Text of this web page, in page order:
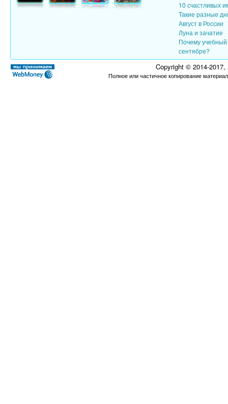
10 счастливых
Такие разные
Август в России
Луна и зачатие
Почему учебный
сентябре?
Copyright © 2014-
Полное или частичное копирование